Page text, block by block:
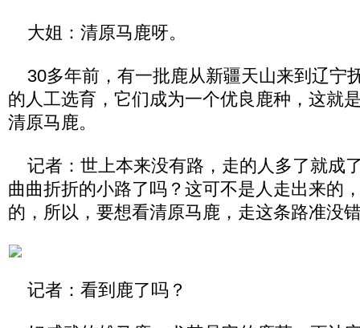
大姐：清原马鹿呀。
30多年前，有一批鹿从新疆天山来到辽宁
的人工选育，它们成为一个优良鹿种，这就
清原马鹿。
记者：世上本来没有路，走的人多了就成
曲曲折折的小路了吗？这可不是人走出来的
的，所以，要想看清原马鹿，走这条路准没
记者：看到鹿了吗？